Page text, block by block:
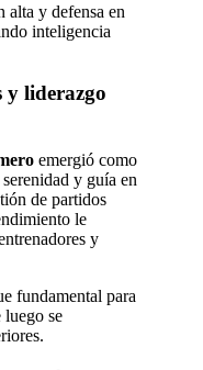
alta y defensa en
inteligencia
y liderazgo
emergió como
y guía en
de partidos
le
y
fundamental para
luego se